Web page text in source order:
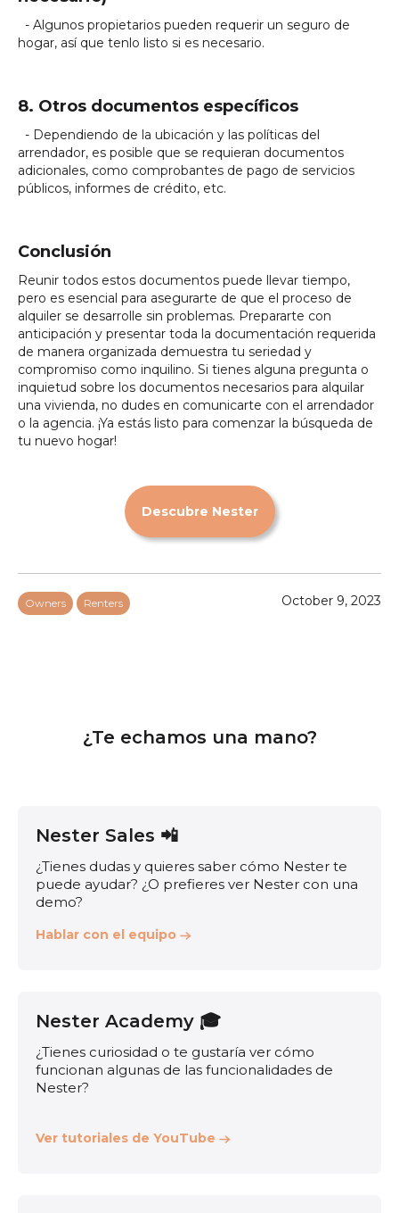
- Algunos propietarios pueden requerir un seguro de
hogar, así que tenlo listo si es necesario.
8. Otros documentos específicos
- Dependiendo de la ubicación y las políticas del
arrendador, es posible que se requieran documentos
adicionales, como comprobantes de pago de servicios
públicos, informes de crédito, etc.
Conclusión
Reunir todos estos documentos puede llevar tiempo,
pero es esencial para asegurarte de que el proceso de
alquiler se desarrolle sin problemas. Prepararte con
anticipación y presentar toda la documentación requerida
de manera organizada demuestra tu seriedad y
compromiso como inquilino. Si tienes alguna pregunta o
inquietud sobre los documentos necesarios para alquilar
una vivienda, no dudes en comunicarte con el arrendador
o la agencia. ¡Ya estás listo para comenzar la búsqueda de
tu nuevo hogar!
Descubre Nester
Owners Renters October 9, 2023
¿Te echamos una mano?
Nester Sales 📲
¿Tienes dudas y quieres saber cómo Nester te
puede ayudar? ¿O prefieres ver Nester con una
demo?
Hablar con el equipo
Nester Academy 🎓
¿Tienes curiosidad o te gustaría ver cómo
funcionan algunas de las funcionalidades de
Nester?
Ver tutoriales de YouTube